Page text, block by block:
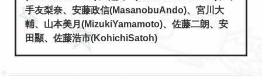
手友梨奈、安藤政信(MasanobuAndo)、宮川大
輔、山本美月(MizukiYamamoto)、佐藤二朗、安
田顯、佐藤浩市(KohichiSatoh)